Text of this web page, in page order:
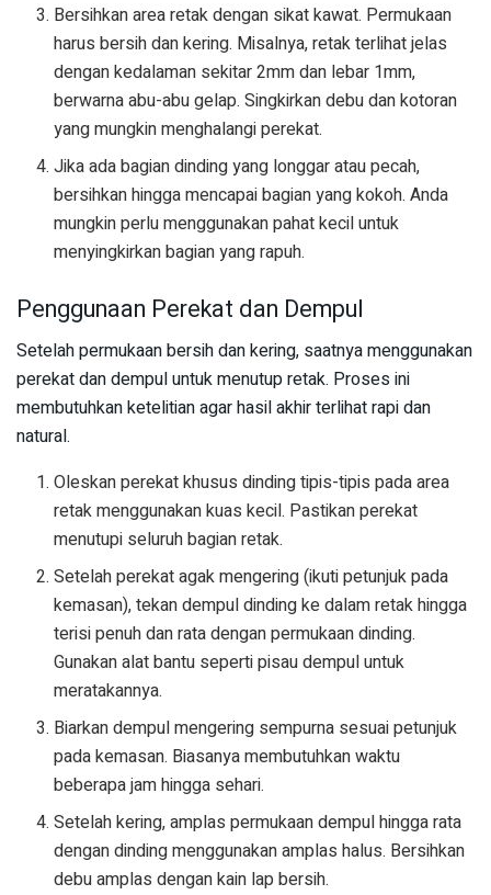
Bersihkan area retak dengan sikat kawat. Permukaan
harus bersih dan kering. Misalnya, retak terlihat jelas
dengan kedalaman sekitar 2mm dan lebar 1mm,
berwarna abu-abu gelap. Singkirkan debu dan kotoran
yang mungkin menghalangi perekat.
Jika ada bagian dinding yang longgar atau pecah,
bersihkan hingga mencapai bagian yang kokoh. Anda
mungkin perlu menggunakan pahat kecil untuk
menyingkirkan bagian yang rapuh.
Penggunaan Perekat dan Dempul
Setelah permukaan bersih dan kering, saatnya menggunakan
perekat dan dempul untuk menutup retak. Proses ini
membutuhkan ketelitian agar hasil akhir terlihat rapi dan
natural.
Oleskan perekat khusus dinding tipis-tipis pada area
retak menggunakan kuas kecil. Pastikan perekat
menutupi seluruh bagian retak.
Setelah perekat agak mengering (ikuti petunjuk pada
kemasan), tekan dempul dinding ke dalam retak hingga
terisi penuh dan rata dengan permukaan dinding.
Gunakan alat bantu seperti pisau dempul untuk
meratakannya.
Biarkan dempul mengering sempurna sesuai petunjuk
pada kemasan. Biasanya membutuhkan waktu
beberapa jam hingga sehari.
Setelah kering, amplas permukaan dempul hingga rata
dengan dinding menggunakan amplas halus. Bersihkan
debu amplas dengan kain lap bersih.